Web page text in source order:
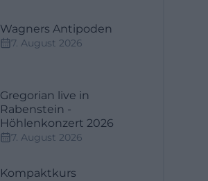
Wagners Antipoden
7. August 2026
Gregorian live in
Rabenstein -
Höhlenkonzert 2026
7. August 2026
Kompaktkurs